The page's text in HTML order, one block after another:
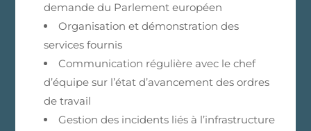
demande du Parlement européen
Organisation et démonstration des
services fournis
Communication régulière avec le chef
d’équipe sur l’état d’avancement des ordres
de travail
Gestion des incidents liés à l’infrastructure